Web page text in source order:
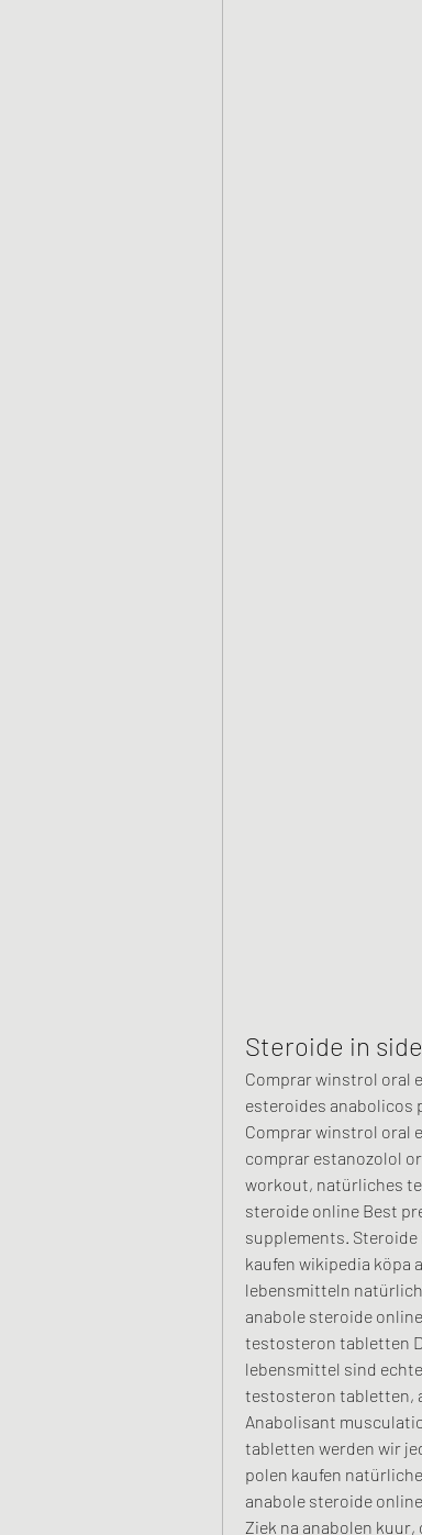
Steroide in
Comprar winstrol oral
esteroides anabolicos
Comprar winstrol oral
comprar estanozolol
workout, natürliches
steroide online Best
supplements.
kaufen wikipedia
lebensmitteln
anabole steroide
testosteron tabletten
lebensmittel sind
testosteron tabletten,
Anabolisant
tabletten werden wir
polen kaufen
anabole steroide
Ziek na anabolen